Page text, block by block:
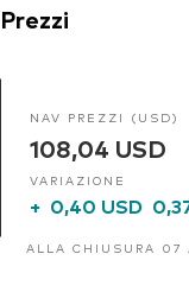
Prezzi
NAV PREZZI (USD)
108,04 USD
VARIAZIONE
+ 0,40 USD
ALLA CHIUSURA 07